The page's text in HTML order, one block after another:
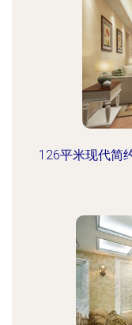
126平米现代简